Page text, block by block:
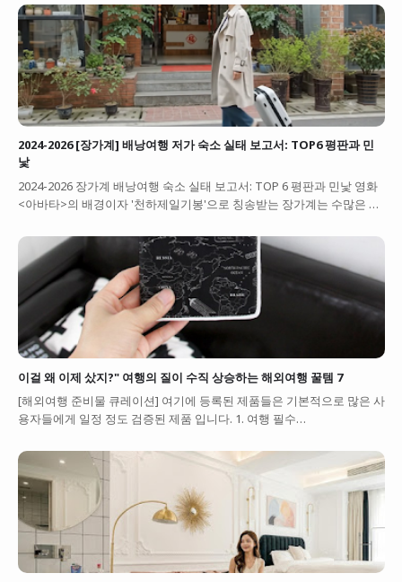
2024-2026 [장가계] 배낭여행 저가 숙소 실태 보고서: TOP6 평판과 민
낯
2024-2026 장가계 배낭여행 숙소 실태 보고서: TOP 6 평판과 민낯 영화
<아바타>의 배경이자 '천하제일기봉'으로 칭송받는 장가계는 수많은 …
이걸 왜 이제 샀지?" 여행의 질이 수직 상승하는 해외여행 꿀템 7
[해외여행 준비물 큐레이션] 여기에 등록된 제품들은 기본적으로 많은 사
용자들에게 일정 정도 검증된 제품 입니다. 1. 여행 필수…